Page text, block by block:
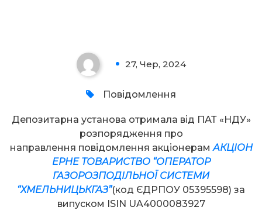
27, Чер, 2024
Повідомлення
Депозитарна установа отримала від ПАТ «НДУ»
розпорядження про
направлення повідомлення акціонерам АКЦІОН
ЕРНЕ ТОВАРИСТВО “ОПЕРАТОР
ГАЗОРОЗПОДІЛЬНОЇ СИСТЕМИ
“ХМЕЛЬНИЦЬКГАЗ”(код ЄДРПОУ 05395598) за
випуском ISIN UA4000083927